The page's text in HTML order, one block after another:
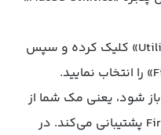
از نوار منو روی گزینه «Utilities» کلیک کرده و سپس
اگر ابزار رمز عبور Firmware باز شود، یعنی مک شما از
محافظت با رمز عبور Firmware پشتیبانی می‌کند. در